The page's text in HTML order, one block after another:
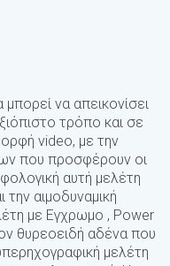
να απεικονίσει
τρόπο και σε
video, με την
που προσφέρουν οι
αυτή μελέτη
την αιμοδυναμική
με Eγχρωμο , Power
θυρεοειδή αδένα που
μελέτη